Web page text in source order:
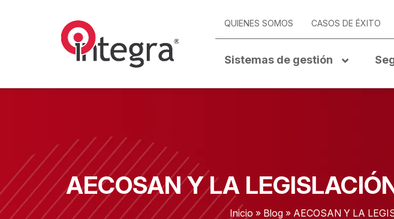
QUIENES SOMOS CASOS DE ÉXITO
Sistemas de gestión
AECOSAN Y LA
Inicio » Blog» AECOSAN Y LA